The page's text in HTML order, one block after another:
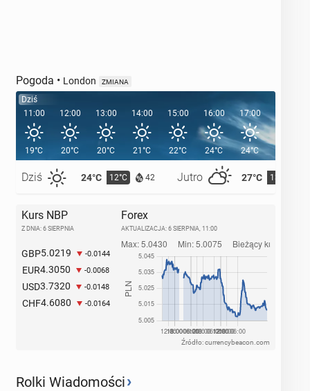
Pogoda • London ZMIANA
Dziś
11:00
19°C
Dziś 24°C 12°C 42 Jutro 27°C 13°C
12:00
20°C
13:00
20°C
14:00
21°C
15:00
22°C
16:00
24°C
17:00
24°C
18:00
Kurs NBP
Z DNIA: 6 SIERPNIA
GBP5.0219 -0.0144
EUR4.3050 -0.0068
USD3.7320 -0.0148
CHF4.6080 -0.0164
Forex
AKTUALIZACJA: 6 SIERPNIA, 11:00
Źródło: currencybeacon.com
Rolki Wiadomości›